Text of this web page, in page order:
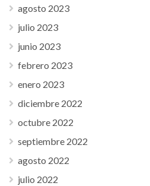
agosto 2023
julio 2023
junio 2023
febrero 2023
enero 2023
diciembre 2022
octubre 2022
septiembre 2022
agosto 2022
julio 2022